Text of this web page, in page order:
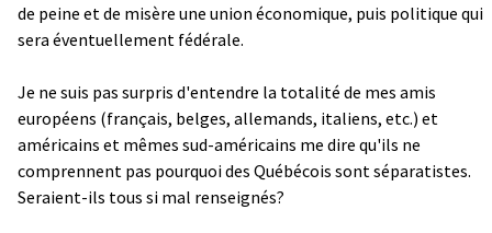
de peine et de misère une union économique, puis politique qui
sera éventuellement fédérale.
Je ne suis pas surpris d'entendre la totalité de mes amis
européens (français, belges, allemands, italiens, etc.) et
américains et mêmes sud-américains me dire qu'ils ne
comprennent pas pourquoi des Québécois sont séparatistes.
Seraient-ils tous si mal renseignés?